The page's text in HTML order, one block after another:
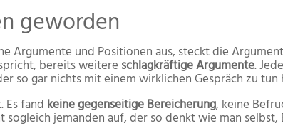
geworden
Argumente und Positionen aus, steckt die
bereits weitere schlagkräftige Argumente.
so gar nichts mit einem wirklichen Gespräch zu tun
Es fand keine gegenseitige Bereicherung, keine
jemanden auf, der so denkt wie man selbst,